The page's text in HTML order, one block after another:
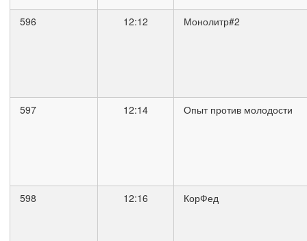
596 12:12 Монолитр#2
597 12:14 Опыт против молодости
598 12:16 КорФед